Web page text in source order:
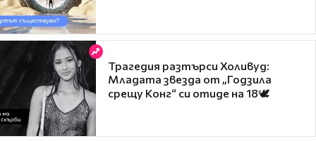
Трагедия разтърси Холивуд:
Младата звезда от „Годзила
срещу Конг“ си отиде на 18🕊️